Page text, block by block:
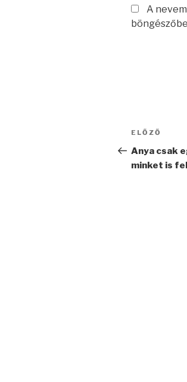
A
Korábbi
bejegyzés
ELŐZŐ
Anya csak
minket is